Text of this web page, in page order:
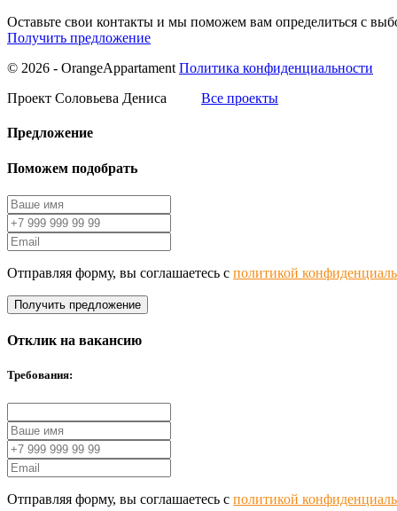
Оставьте свои контакты и мы поможем вам определиться с
Получить предложение
© 2026 - OrangeAppartament Политика конфиденциальности
Проект Соловьева Дениса
Все проекты
Предложение
Поможем подобрать
Отправляя форму, вы соглашаетесь с политикой
Получить предложение
Отклик на вакансию
Требования:
Отправляя форму, вы соглашаетесь с политикой